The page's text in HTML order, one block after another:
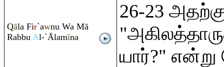
Qāla Fir`awnu Wa Mā
Rabbu Al-`Ālamīna
26-23
யார்?"